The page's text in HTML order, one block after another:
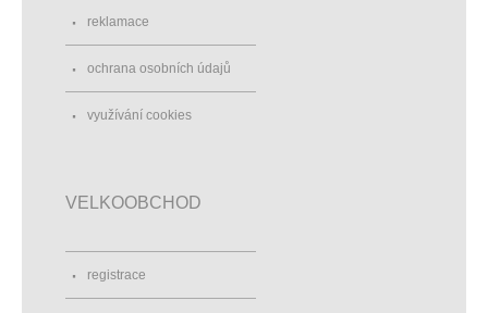
reklamace
ochrana osobních údajů
využívání cookies
VELKOOBCHOD
registrace